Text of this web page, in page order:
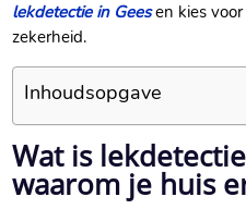
lekdetectie in Geesen kies voor
zekerheid.​
Inhoudsopgave
Wat is
waarom je huis